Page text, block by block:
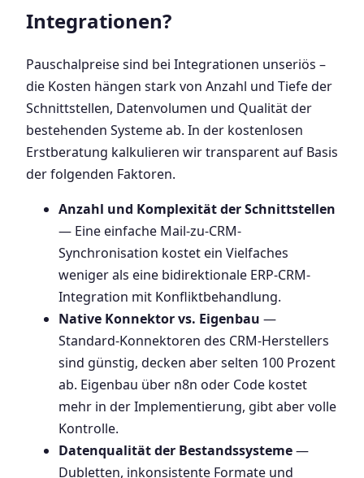
Integrationen?
Pauschalpreise sind bei Integrationen unseriös –
die Kosten hängen stark von Anzahl und Tiefe der
Schnittstellen, Datenvolumen und Qualität der
bestehenden Systeme ab. In der kostenlosen
Erstberatung kalkulieren wir transparent auf Basis
der folgenden Faktoren.
Anzahl und Komplexität der Schnittstellen
— Eine einfache Mail-zu-CRM-
Synchronisation kostet ein Vielfaches
weniger als eine bidirektionale ERP-CRM-
Integration mit Konfliktbehandlung.
Native Konnektor vs. Eigenbau —
Standard-Konnektoren des CRM-Herstellers
sind günstig, decken aber selten 100 Prozent
ab. Eigenbau über n8n oder Code kostet
mehr in der Implementierung, gibt aber volle
Kontrolle.
Datenqualität der Bestandssysteme—
Dubletten, inkonsistente Formate und